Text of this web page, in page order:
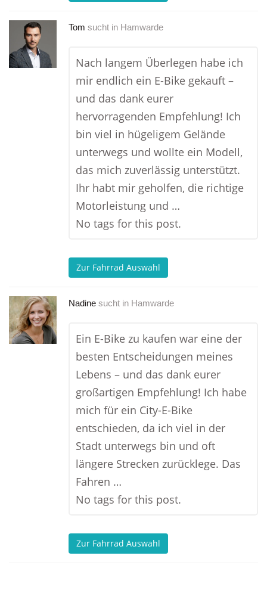
Tom sucht in Hamwarde
Nach langem Überlegen habe ich
mir endlich ein E-Bike gekauft –
und das dank eurer
hervorragenden Empfehlung! Ich
bin viel in hügeligem Gelände
unterwegs und wollte ein Modell,
das mich zuverlässig unterstützt.
Ihr habt mir geholfen, die richtige
Motorleistung und …
No tags for this post.
Zur Fahrrad Auswahl
Nadine sucht in Hamwarde
Ein E-Bike zu kaufen war eine der
besten Entscheidungen meines
Lebens – und das dank eurer
großartigen Empfehlung! Ich habe
mich für ein City-E-Bike
entschieden, da ich viel in der
Stadt unterwegs bin und oft
längere Strecken zurücklege. Das
Fahren …
No tags for this post.
Zur Fahrrad Auswahl